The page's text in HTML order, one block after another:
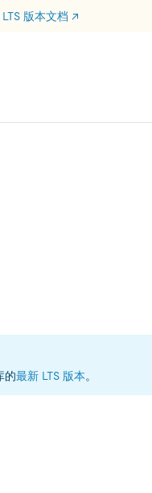
版本文档 ↗
的最新 LTS 版本。